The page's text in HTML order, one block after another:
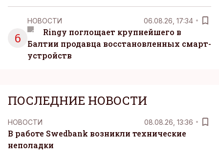
6
НОВОСТИ 06.08.26, 17:34
Ringy поглощает крупнейшего в
Балтии продавца восстановленных смарт-
устройств
ПОСЛЕДНИЕ НОВОСТИ
НОВОСТИ 08.08.26, 13:36
В работе Swedbank возникли технические
неполадки